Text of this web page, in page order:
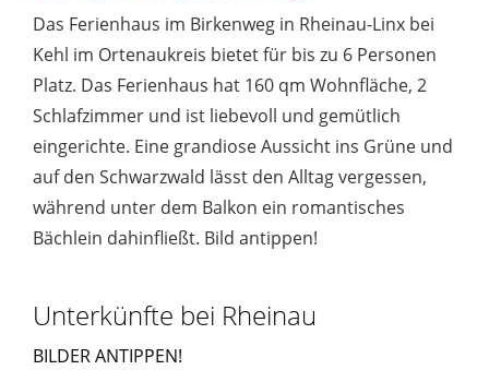
Das Ferienhaus im Birkenweg in Rheinau-Linx bei
Kehl im Ortenaukreis bietet für bis zu 6 Personen
Platz. Das Ferienhaus hat 160 qm Wohnfläche, 2
Schlafzimmer und ist liebevoll und gemütlich
eingerichte. Eine grandiose Aussicht ins Grüne und
auf den Schwarzwald lässt den Alltag vergessen,
während unter dem Balkon ein romantisches
Bächlein dahinfließt. Bild antippen!
Unterkünfte bei Rheinau
BILDER ANTIPPEN!